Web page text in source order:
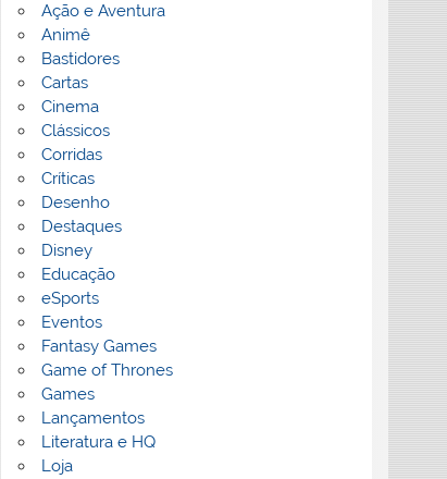
Ação e Aventura
Animê
Bastidores
Cartas
Cinema
Clássicos
Corridas
Críticas
Desenho
Destaques
Disney
Educação
eSports
Eventos
Fantasy Games
Game of Thrones
Games
Lançamentos
Literatura e HQ
Loja